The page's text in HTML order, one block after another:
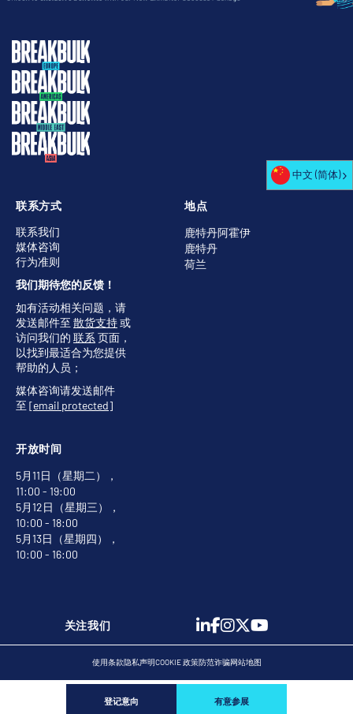
登记意向 有意参展
地点
鹿特丹阿霍伊
鹿特丹
荷兰
开放时间
5月11日（星期二），
11:00 - 19:00
5月12日（星期三），
10:00 - 18:00
5月13日（星期四），
10:00 - 16:00
联系方式
联系我们
媒体咨询
行为准则
我们期待您的反馈！
如有活动相关问题，请
发送邮件至 散货支持或
访问我们的 联系 页面，
以找到最适合为您提供
帮助的人员；
媒体咨询请发送邮件
至 [email protected]
关注我们
使用条款隐私声明COOKIE 政策防范诈骗网站地图
中文 (简体)